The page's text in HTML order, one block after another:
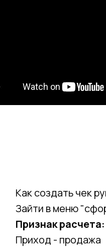
Как создать чек
Зайти в меню
Признак расчета:
Приход - продажа